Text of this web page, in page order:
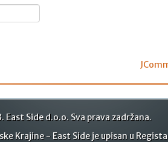
Side d.o.o. Sva prava zadržana.
Krajine - East Side je upisan u